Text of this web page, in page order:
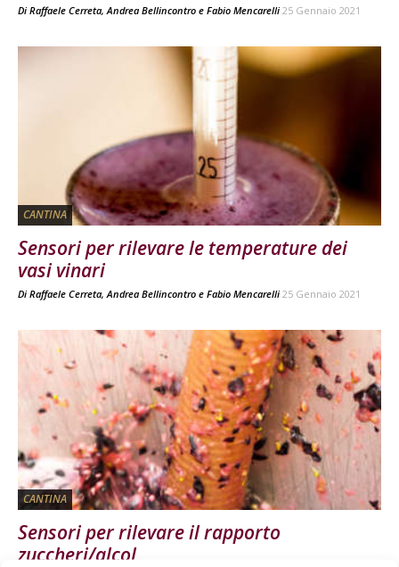
Di Raffaele Cerreta, Andrea Bellincontro e Fabio Mencarelli 25 Gennaio 2021
CANTINA
Sensori per rilevare le temperature dei
vasi vinari
Di Raffaele Cerreta,Andrea Bellincontro e Fabio Mencarelli 25 Gennaio 2021
CANTINA
Sensori per rilevare il rapporto
zuccheri/alcol